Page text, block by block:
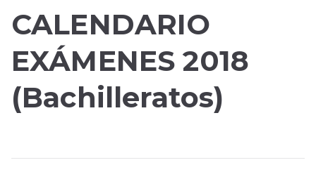
CALENDARIO
EXÁMENES 2018
(Bachilleratos)